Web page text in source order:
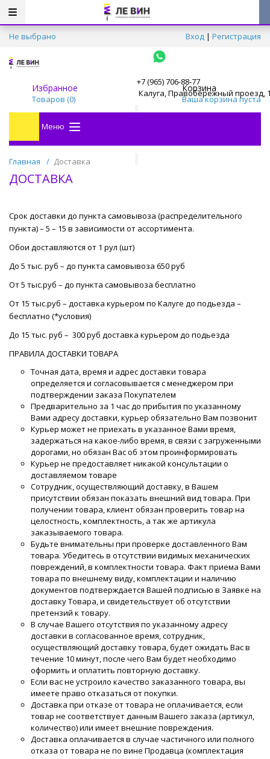
Не выбрано Вход | Регистрация
+7 (965) 706-88-77
Калуга, Правобережный проезд,
Избранное
Товаров (0)
Корзина
Ваша корзина пуста
Меню
Главная / Доставка
ДОСТАВКА
Срок доставки до пункта самовывоза (распределительного
пункта) – 5 – 15 в зависимости от ассортимента.
Обои доставляются от 1 рул (шт)
До 5 тыс. руб – до пункта самовывоза 650 руб
От 5 тыс.руб – до пункта самовывоза бесплатно
От 15 тыс.руб – доставка курьером по Калуге до подьезда –
бесплатно (*условия)
До 15 тыс. руб – 300 руб доставка курьером до подьезда
ПРАВИЛА ДОСТАВКИ ТОВАРА
Точная дата, время и адрес доставки товара
определяется и согласовывается с менеджером при
подтверждении заказа Покупателем
Предварительно за 1 час до прибытия по указанному
Вами адресу доставки, курьер обязательно Вам позвонит
Курьер может не приехать в указанное Вами время,
задержаться на какое-либо время, в связи с загруженными
дорогами, но обязан Вас об этом проинформировать
Курьер не предоставляет никакой консультации о
доставляемом товаре
Сотрудник, осуществляющий доставку, в Вашем
присутствии обязан показать внешний вид товара. При
получении товара, клиент обязан проверить товар на
целостность, комплектность, а так же артикула
заказываемого товара.
Будьте внимательны при проверке доставленного Вам
товара. Убедитесь в отсутствии видимых механических
повреждений, в комплектности товара. Факт приема Вами
товара по внешнему виду, комплектации и наличию
документов подтверждается Вашей подписью в Заявке на
доставку Товара, и свидетельствует об отсутствии
претензий к товару.
В случае Вашего отсутствия по указанному адресу
доставки в согласованное время, сотрудник,
осуществляющий доставку товара, будет ожидать Вас в
течение 10 минут, после чего Вам будет необходимо
оформить и оплатить повторную доставку.
Если вас не устроило качество заказанного товара, вы
имеете право отказаться от покупки.
Доставка при отказе от товара не оплачивается, если
товар не соответствует данным Вашего заказа (артикул,
количество) или имеет внешние повреждения.
Доставка оплачивается в случае частичного или полного
отказа от товара не по вине Продавца (комплектация